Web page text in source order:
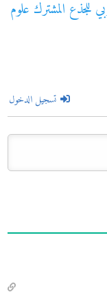
للجذع المشترك علوم
تسجيل الدخول